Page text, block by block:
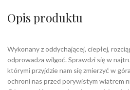
Opis produktu
Wykonany z oddychającej, ciepłej,
odprowadza wilgoć. Sprawdzi się w
którymi przyjdzie nam się zmierzyć w
ochroni nas przed porywistym wiatrem